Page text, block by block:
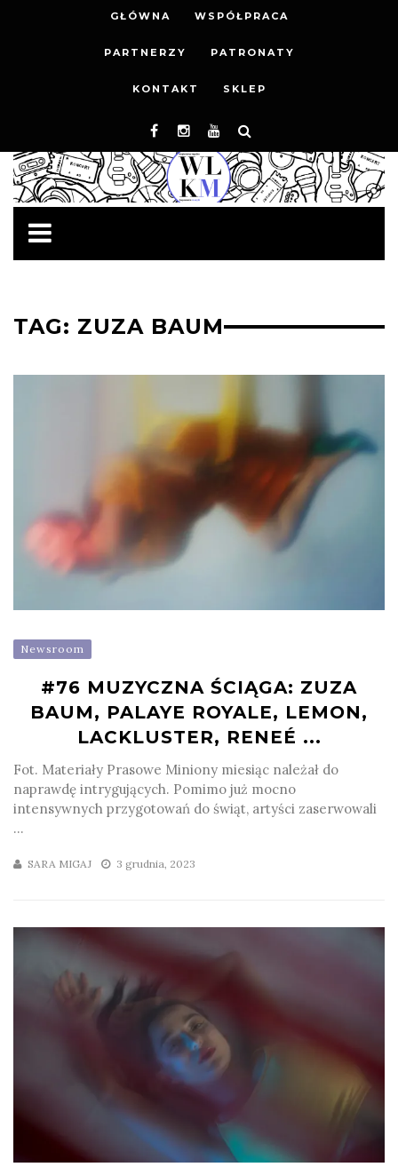
GŁÓWNA WSPÓŁPRACA
PARTNERZY PATRONATY
KONTAKT SKLEP
TAG: ZUZA BAUM
Newsroom
#76 MUZYCZNA ŚCIĄGA: ZUZA
BAUM, PALAYE ROYALE, LEMON,
LACKLUSTER, RENEÉ ...
Fot. Materiały Prasowe Miniony miesiąc należał do
naprawdę intrygujących. Pomimo już mocno
intensywnych przygotowań do świąt, artyści zaserwowali
...
SARA MIGAJ 3 grudnia, 2023